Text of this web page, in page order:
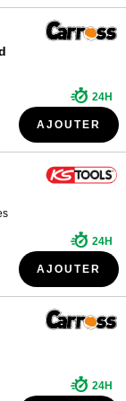
24H
AJOUTER
24H
AJOUTER
24H